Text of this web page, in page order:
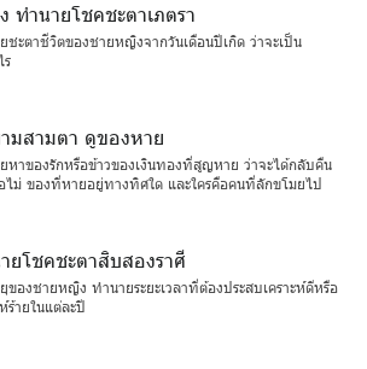
ทำนายโชคชะตาเภตรา
ชะตาชีวิตของชายหญิงจากวันเดือนปีเกิด ว่าจะเป็น
ร
มสามตา ดูของหาย
หาของรักหรือข้าวของเงินทองที่สูญหาย ว่าจะได้กลับคืน
ไม่ ของที่หายอยู่ทางทิศใด และใครคือคนที่ลักขโมยไป
ยโชคชะตาสิบสองราศี
ของชายหญิง ทำนายระยะเวลาที่ต้องประสบเคราะห์ดีหรือ
ห์ร้ายในแต่ละปี